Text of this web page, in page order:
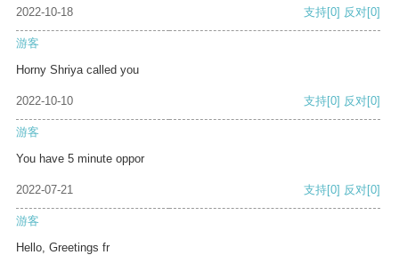
2022-10-18 支持[0] 反对[0]
游客
Horny Shriya called you
2022-10-10 支持[0] 反对[0]
游客
You have 5 minute oppor
2022-07-21 支持[0] 反对[0]
游客
Hello, Greetings fr